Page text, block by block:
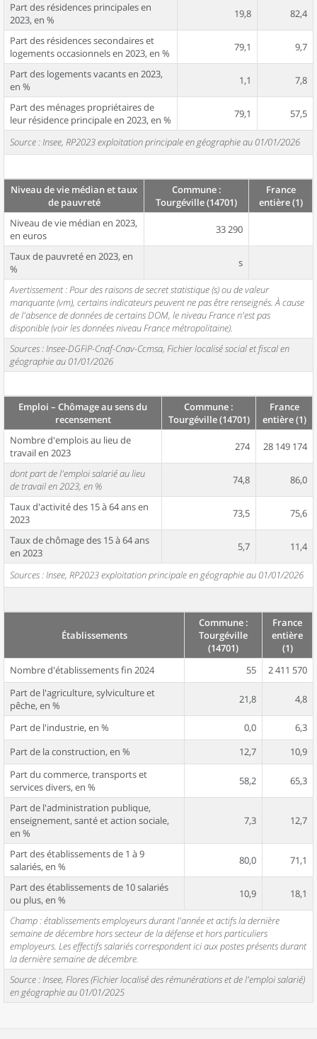
Part des résidences principales en
2023, en %
19,8 82,4
Part des résidences secondaires et
logements occasionnels en 2023, en %
79,1 9,7
Part des logements vacants en 2023,
en %
1,1 7,8
Part des ménages propriétaires de
leur résidence principale en 2023, en %
79,1 57,5
Source : Insee, RP2023 exploitation principale en géographie au 01/01/2026
Niveau de vie médian et taux
de pauvreté
Commune :
Tourgéville (14701)
France
entière (1)
Niveau de vie médian en 2023,
en euros
33 290
Taux de pauvreté en 2023, en
%
s
Avertissement : Pour des raisons de secret statistique (s) ou de valeur
manquante (vm), certains indicateurs peuvent ne pas être renseignés. À cause
de l'absence de données de certains DOM, le niveau France n'est pas
disponible (voir les données niveau France métropolitaine).
Sources : Insee-DGFiP-Cnaf-Cnav-Ccmsa, Fichier localisé social et fiscal en
géographie au 01/01/2026
Emploi – Chômage au sens du
recensement
Commune :
Tourgéville (14701)
France
entière (1)
Nombre d'emplois au lieu de
travail en 2023
274 28 149 174
dont part de l'emploi salarié au lieu
de travail en 2023, en %
74,8 86,0
Taux d'activité des 15 à 64 ans en
2023
73,5 75,6
Taux de chômage des 15 à 64 ans
en 2023
5,7 11,4
Sources : Insee, RP2023 exploitation principale en géographie au 01/01/2026
Établissements
Commune :
Tourgéville
(14701)
France
entière
(1)
Nombre d'établissements fin 2024
55
2 411 570
Part de l'agriculture, sylviculture et
pêche, en %
21,8 4,8
Part de l'industrie, en % 0,0
6,3
Part de la construction, en %
12,7
10,9
Part du commerce, transports et
services divers, en %
58,2 65,3
Part de l'administration publique,
enseignement, santé et action sociale,
en %
7,3 12,7
Part des établissements de 1 à 9
salariés, en %
80,0 71,1
Part des établissements de 10 salariés
ou plus, en %
10,9 18,1
Champ : établissements employeurs durant l'année et actifs la dernière
semaine de décembre hors secteur de la défense et hors particuliers
employeurs. Les effectifs salariés correspondent ici aux postes présents durant
la dernière semaine de décembre.
Source : Insee, Flores (Fichier localisé des rémunérations et de l'emploi salarié)
en géographie au 01/01/2025